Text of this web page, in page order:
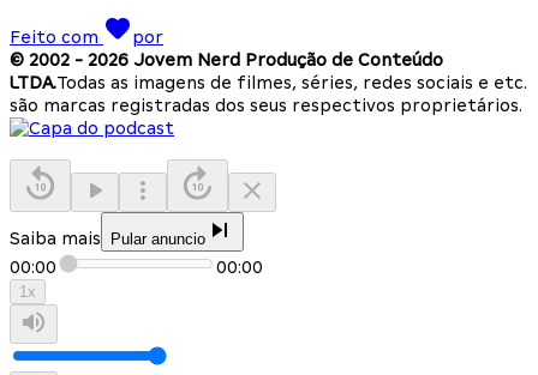
Feito com
por
© 2002 - 2026 Jovem Nerd Produção de Conteúdo
LTDA.Todas as imagens de filmes, séries, redes sociais e etc.
são marcas registradas dos seus respectivos proprietários.
Saiba mais Pular anuncio
00:00 00:00
1x